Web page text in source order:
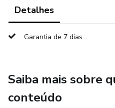
• Explicações sobre sono,
resultados;
• Testosterona 1 e 2;
• Álcool;
Detalhes
Garantia de 7 dias
Saiba mais sobre
conteúdo